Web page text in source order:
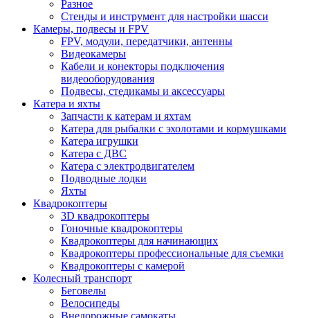
Разное
Стенды и инструмент для настройки шасси
Камеры, подвесы и FPV
FPV, модули, передатчики, антенны
Видеокамеры
Кабели и конекторы подключения
видеооборудования
Подвесы, стедикамы и аксессуары
Катера и яхты
Запчасти к катерам и яхтам
Катера для рыбалки с эхолотами и кормушками
Катера игрушки
Катера с ДВС
Катера с электродвигателем
Подводные лодки
Яхты
Квадрокоптеры
3D квадрокоптеры
Гоночные квадрокоптеры
Квадрокоптеры для начинающих
Квадрокоптеры профессиональные для съемки
Квадрокоптеры с камерой
Колесный транспорт
Беговелы
Велосипеды
Внедорожные самокаты